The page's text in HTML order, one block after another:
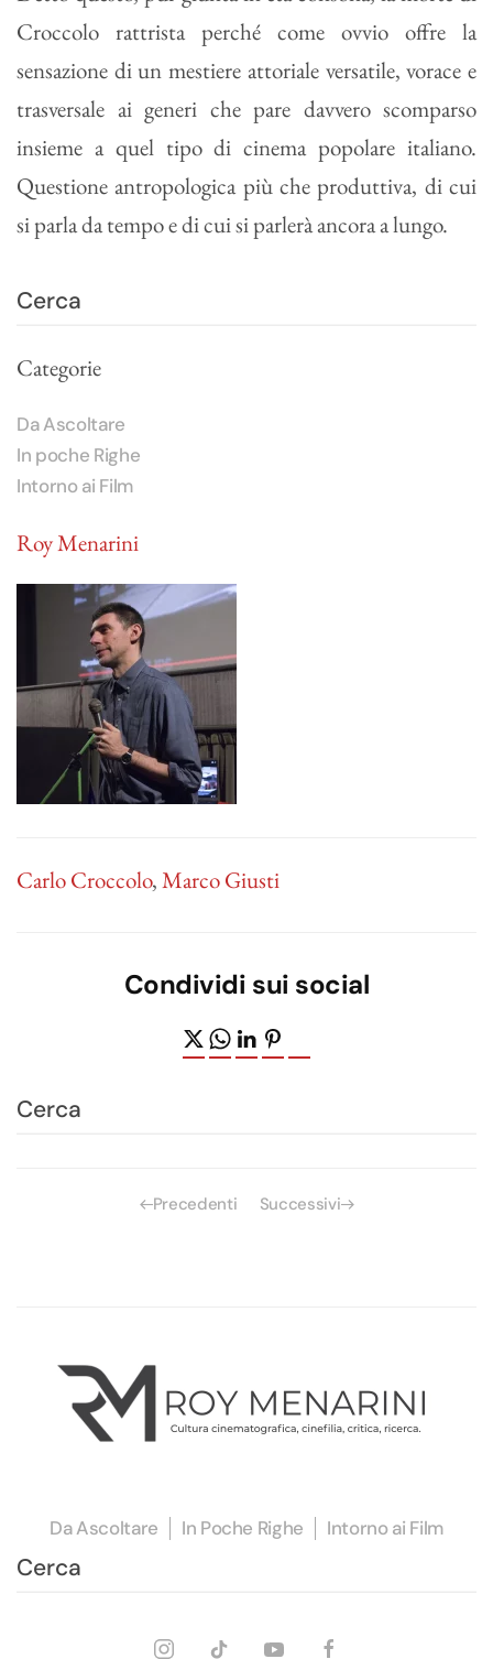
Croccolo rattrista perché come ovvio offre la
sensazione di un mestiere attoriale versatile, vorace e
trasversale ai generi che pare davvero scomparso
insieme a quel tipo di cinema popolare italiano.
Questione antropologica più che produttiva, di cui
si parla da tempo e di cui si parlerà ancora a lungo.
Categorie
Da Ascoltare
In poche Righe
Intorno ai Film
Roy Menarini
Carlo Croccolo,Marco Giusti
Condividi sui social
Precedenti Successivi
Da Ascoltare In Poche Righe Intorno ai Film